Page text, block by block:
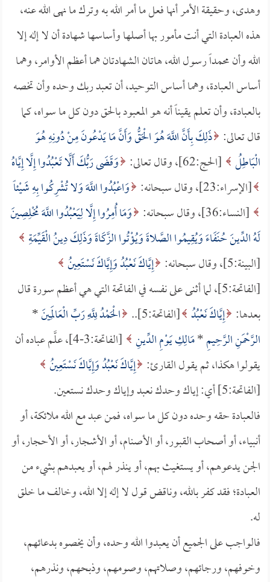
وهدى، وحقيقة الأمر أنها فعل ما أمر الله به وترك ما نهى الله عنه،
هذه العبادة التي أنت مأمور بها أصلها وأساسها شهادة أن لا إله إلا
الله وأن محمداً رسول الله، هاتان الشهادتان هما أعظم الأوامر، وهما
أساس العبادة، وهما أساس التوحيد، أن تعبد ربك وحده وأن تخصه
بالعبادة، وأن تعلم يقيناً أنه هو المعبود بالحق دون كل ما سواه، كما
قال تعالى: ذَلِكَ بِأَنَّ اللَّهَ هُوَ الْحَقُّ وَأَنَّ مَا يَدْعُونَ مِنْ دُونِهِ هُوَ
الْبَاطِلُ [الحج:62]، وقال تعالى:
وَقَضَى رَبُّكَ أَلَّا تَعْبُدُوا إِلَّا إِيَّاهُ
[الإسراء:23]، وقال سبحانه:
وَاعْبُدُوا اللَّهَ وَلا تُشْرِكُوا بِهِ شَيْئاً
[النساء:36]، وقال سبحانه:
وَمَا أُمِرُوا إِلَّا لِيَعْبُدُوا اللَّهَ مُخْلِصِينَ
لَهُ الدِّينَ حُنَفَاءَ وَيُقِيمُوا الصَّلاةَ وَيُؤْتُوا الزَّكَاةَ وَذَلِكَ دِينُ الْقَيِّمَةِ
[البينة:5]، وقال سبحانه:
إِيَّاكَ نَعْبُدُ وَإِيَّاكَ نَسْتَعِينُ
[الفاتحة:5]، لما أثنى على نفسه في الفاتحة التي هي أعظم سورة قال
بعدها: إِيَّاكَ نَعْبُدُ [الفاتحة:5].. الْحَمْدُ لِلَّهِ رَبِّ الْعَالَمِينَ*
الرَّحْمَنِ الرَّحِيمِ*مَالِكِ يَوْمِ الدِّينِ
[الفاتحة:3-4]، علَّم عباده أن
يقولوا هكذا، ثم يقول القارئ: إِيَّاكَ نَعْبُدُ وَإِيَّاكَ نَسْتَعِينُ
[الفاتحة:5] أي: إياك وحدك نعبد وإياك وحدك نستعين.
فالعبادة حقه وحده دون كل ما سواه، فمن عبد مع الله ملائكة، أو
أنبياء، أو أصحاب القبور، أو الأصنام، أو الأشجار، أو الأحجار، أو
الجن يدعوهم، أو يستغيث بهم، أو ينذر لهم، أو يعبدهم بشيء من
العبادة؛ فقد كفر بالله، وناقض قول لا إله إلا الله، وخالف ما خلق
له.
فالواجب على الجميع أن يعبدوا الله وحده، وأن يخصوه بدعائهم،
وخوفهم، ورجائهم، وصلاتهم، وصومهم، وذبحهم، ونذرهم،